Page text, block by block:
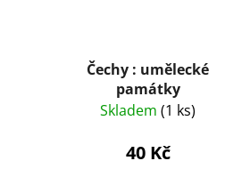
Čechy : umělecké
památky
Skladem (1 ks)
40 Kč